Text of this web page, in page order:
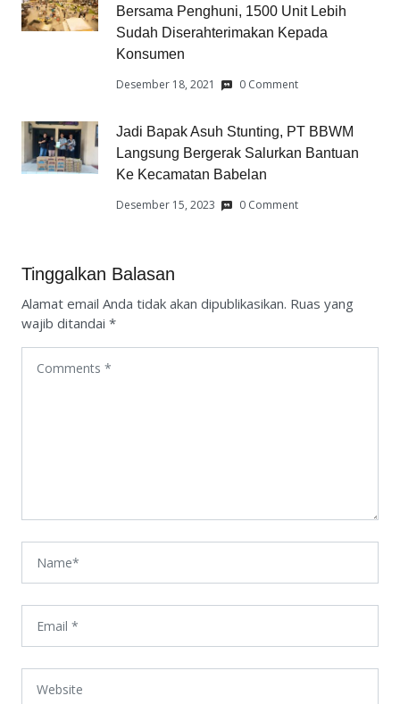
Bersama Penghuni, 1500 Unit Lebih
Sudah Diserahterimakan Kepada
Konsumen
Desember 18, 2021 0 Comment
Jadi Bapak Asuh Stunting, PT BBWM
Langsung Bergerak Salurkan Bantuan
Ke Kecamatan Babelan
Desember 15, 2023 0 Comment
Tinggalkan Balasan
Alamat email Anda tidak akan dipublikasikan. Ruas yang
wajib ditandai *